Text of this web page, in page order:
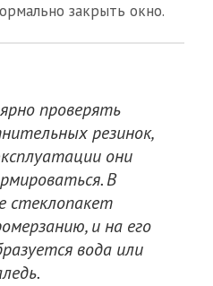
закрыть окно.
проверять
резинок,
они
В
стеклопакет
и на его
вода или